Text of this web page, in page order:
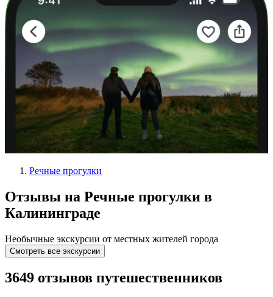
Речные прогулки
Отзывы на Речные прогулки в
Калининграде
Необычные экскурсии от местных жителей города
Смотреть все экскурсии
3649 отзывов путешественников